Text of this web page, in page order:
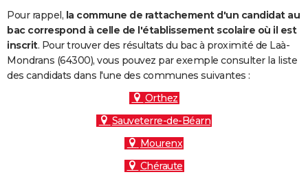
S'inscrire
Se connecter
Lycées
Collèges
Primaires
Universités
Entreprises
Service militaire
Avis de recherche
AVIS DE DÉCÈS
FORUM
Pour rappel, la commune de rattachement d'un candidat au
bac correspond à celle de l'établissement scolaire où il est
inscrit. Pour trouver des résultats du bac à proximité de Laà-
Mondrans (64300), vous pouvez par exemple consulter la liste
des candidats dans l'une des communes suivantes :
Orthez
Sauveterre-de-Béarn
Mourenx
Chéraute